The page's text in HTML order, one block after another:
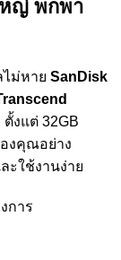
ญ่ พกพา
ม่หาย SanDisk
งแต่ 32GB
งคุณอย่าง
ะใช้งานง่าย
การ